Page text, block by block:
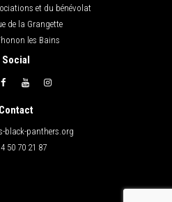
et du bénévolat
de la Grangette
les Bains
Social
Contact
black-panthers.org
50 70 21 87